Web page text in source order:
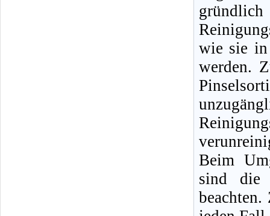
wie sie in
werden.
Beim
sind die